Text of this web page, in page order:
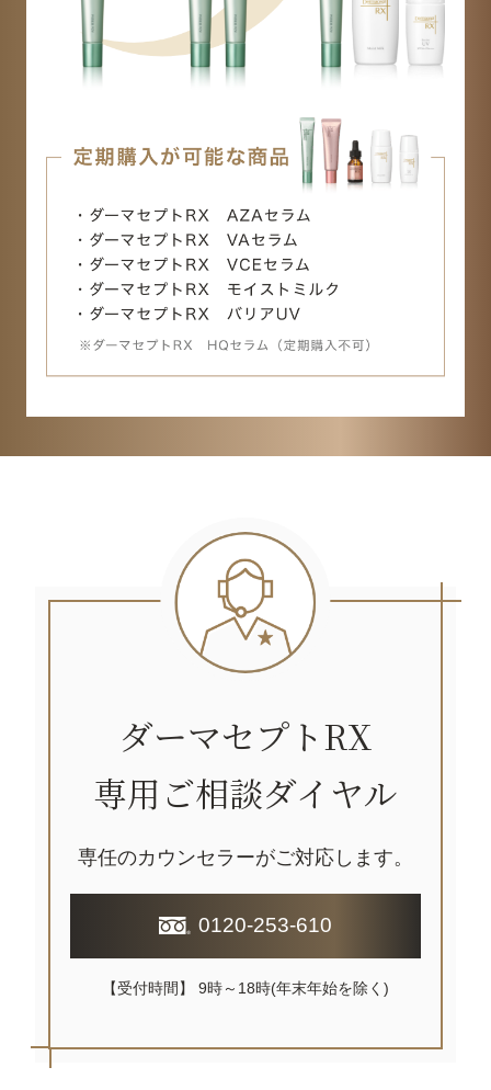
ダーマセプトRX
専用ご相談ダイヤル
専任のカウンセラーがご対応します。
0120-253-610
【受付時間】 9時～18時(年末年始を除く)